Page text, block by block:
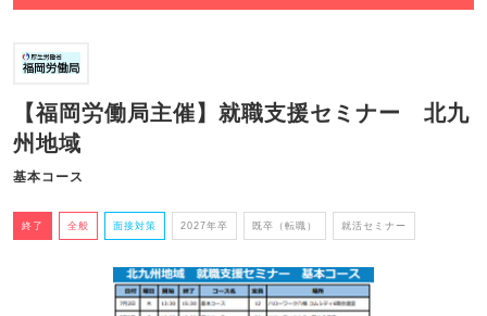
【福岡労働局主催】就職支援セミナー 北九
州地域
基本コース
終了 全般 面接対策 2027年卒 既卒（転職） 就活セミナー